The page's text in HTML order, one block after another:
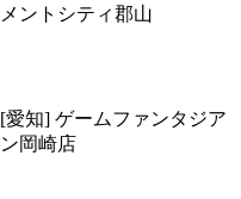
メントシティ郡山
[愛知] ゲームファンタジア
ン岡崎店